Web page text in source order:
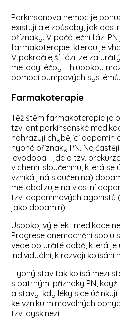
Parkinsonova nemoc je
existují ale způsoby, jak
příznaky. V počáteční fázi
farmakoterapie, kterou je
V pokročilejší fázi lze za
metody léčby – hlubokou
pomocí pumpových systémů.
Farmakoterapie
Těžištěm farmakoterapie je
tzv. antiparkinsonské
nahrazují chybějící dopamin
hybné příznaky PN.
levodopa - jde o tzv.
v chemii sloučeninu, která se
vzniká jiná sloučenina)
metabolizuje na vlastní
tzv. dopaminových agonistů
jako dopamin).
Uspokojivý efekt medikace
Progrese onemocnění spolu
vede po určité době, která je
individuální, k rozvoji kolísání
Hybný stav tak kolísá mezi
s patrnými příznaky PN, když
a stavy, kdy léky sice
ke vzniku mimovolných
tzv. dyskinezí.